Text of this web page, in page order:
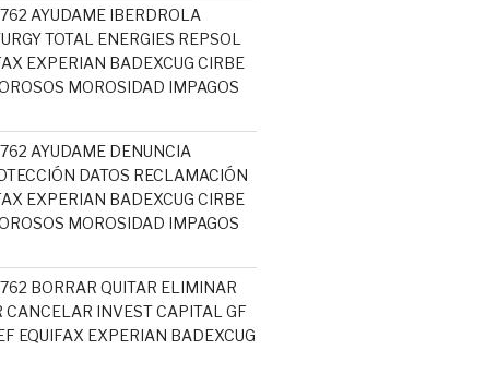
AYUDAME IBERDROLA
TOTAL ENERGIES REPSOL
EXPERIAN BADEXCUG CIRBE
MOROSIDAD IMPAGOS
AYUDAME DENUNCIA
DATOS RECLAMACIÓN
EXPERIAN BADEXCUG CIRBE
MOROSIDAD IMPAGOS
BORRAR QUITAR ELIMINAR
CANCELAR INVEST CAPITAL GF
EQUIFAX EXPERIAN BADEXCUG